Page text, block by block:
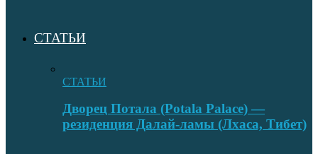
СТАТЬИ
СТАТЬИ
Дворец Потала (Potala Palace) —
резиденция Далай-ламы (Лхаса, Тибет)